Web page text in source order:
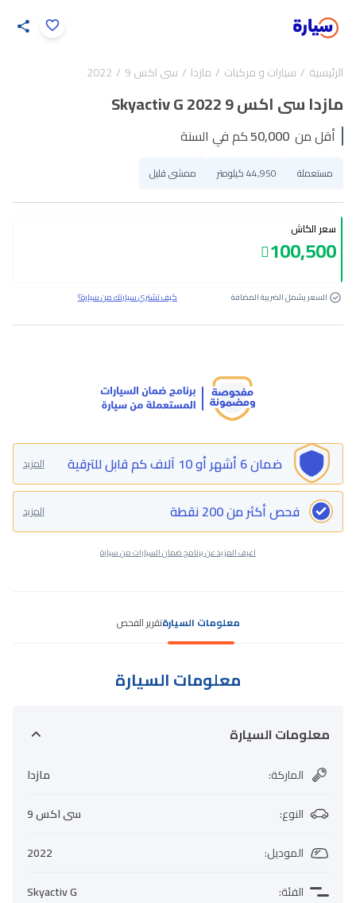
الرئيسية سيارات و مركبات مازدا سى اكس 9 2022
مازدا سى اكس 9 Skyactiv G 2022
أقل من 50,000كم في السنة
مستعملة 44,950 كيلومتر ممشى قليل
سعر الكاش
100,500
السعر يشمل الضريبة المضافة كيف تشتري سيارتك من سيارة؟
ضمان 6 أشهر أو 10 آلاف كم قابل للترقية المزيد
فحص أكثر من 200 نقطة المزيد
اعرف المزيد عن برنامج ضمان السيارات من سيارة
معلومات السيارةتقرير الفحص
معلومات السيارة
معلومات السيارة
الماركة:
مازدا
النوع:
سى اكس 9
الموديل:
2022
الفئة:
Skyactiv G